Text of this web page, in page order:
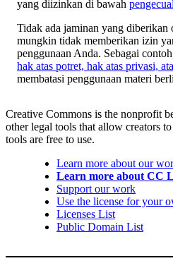
yang diizinkan di bawah
Tidak ada jaminan yang
mungkin tidak memberikan izin
penggunaan Anda. Sebagai
hak atas potret, hak atas privasi,
membatasi penggunaan materi
Creative Commons is the nonprofit
other legal tools that allow creators
tools are free to use.
Learn more about our
Learn more about CC
Support our work
Use the license for your
Licenses List
Public Domain List